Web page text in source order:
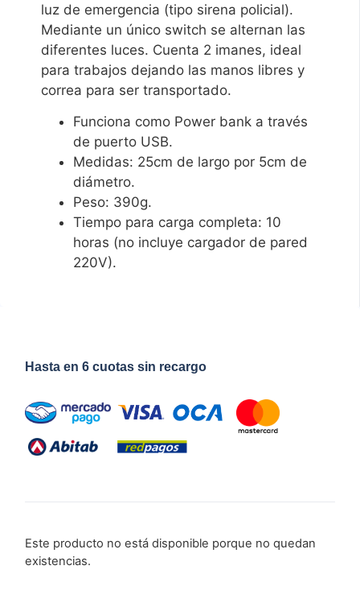
luz de emergencia (tipo sirena policial).
Mediante un único switch se alternan las
diferentes luces. Cuenta 2 imanes, ideal
para trabajos dejando las manos libres y
correa para ser transportado.
Funciona como Power bank a través
de puerto USB.
Medidas: 25cm de largo por 5cm de
diámetro.
Peso: 390g.
Tiempo para carga completa: 10
horas (no incluye cargador de pared
220V).
Hasta en 6 cuotas sin recargo
Este producto no está disponible porque no quedan
existencias.